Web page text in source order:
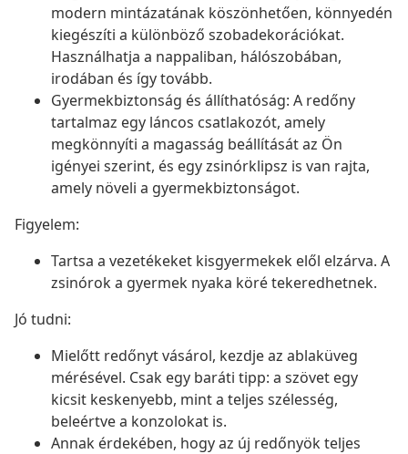
modern mintázatának köszönhetően, könnyedén
kiegészíti a különböző szobadekorációkat.
Használhatja a nappaliban, hálószobában,
irodában és így tovább.
Gyermekbiztonság és állíthatóság: A redőny
tartalmaz egy láncos csatlakozót, amely
megkönnyíti a magasság beállítását az Ön
igényei szerint, és egy zsinórklipsz is van rajta,
amely növeli a gyermekbiztonságot.
Figyelem:
Tartsa a vezetékeket kisgyermekek elől elzárva. A
zsinórok a gyermek nyaka köré tekeredhetnek.
Jó tudni:
Mielőtt redőnyt vásárol, kezdje az ablaküveg
mérésével. Csak egy baráti tipp: a szövet egy
kicsit keskenyebb, mint a teljes szélesség,
beleértve a konzolokat is.
Annak érdekében, hogy az új redőnyök teljes